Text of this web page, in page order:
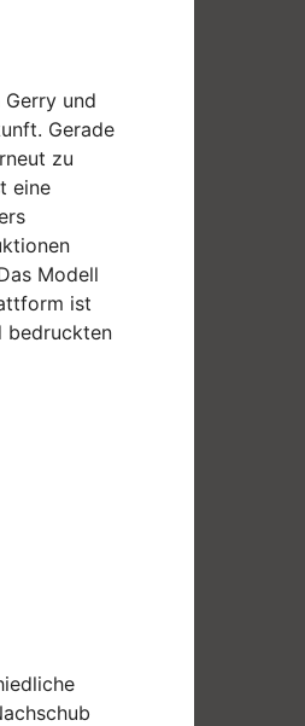
und
Gerade
zu
eine
Modell
ist
bedruckten